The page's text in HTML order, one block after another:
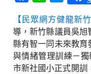
【民眾網方健龍新竹
導，新竹縣議員吳
縣有智一同未來教育
與情緒管理訓練－
市新社國小正式開訓